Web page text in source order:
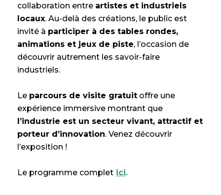
collaboration entre artistes et industriels
locaux. Au-delà des créations, le public est
invité à participer à des tables rondes,
animations et jeux de piste, l’occasion de
découvrir autrement les savoir-faire
industriels.
Le parcours de visite gratuit offre une
expérience immersive montrant que
l’industrie est un secteur vivant, attractif et
porteur d’innovation. Venez découvrir
l’exposition !
Le programme complet ici.